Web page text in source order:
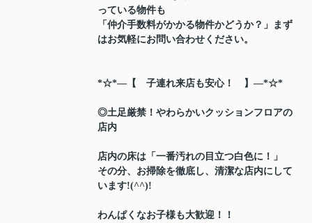
っている物件も
「仲介手数料がかかる物件かどうか？」まず
はお気軽にお問い合わせください。
*☆*―【 子連れ来店も安心！ 】―*☆*
◎土足厳禁！やわらかいクッションフロアの
店内
店内の床は「一番汚れの目立つ白色に！」
その分、お掃除を徹底し、清潔な店内にして
います!(^^)!
わんぱくなお子様も大歓迎！！